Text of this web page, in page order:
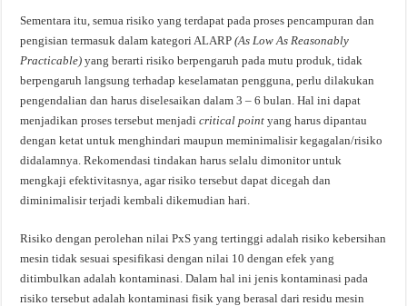
Sementara itu, semua risiko yang terdapat pada proses pencampuran dan
pengisian termasuk dalam kategori ALARP(As Low As Reasonably
Practicable) yang berarti risiko berpengaruh pada mutu produk, tidak
berpengaruh langsung terhadap keselamatan pengguna, perlu dilakukan
pengendalian dan harus diselesaikan dalam 3 – 6 bulan. Hal ini dapat
menjadikan proses tersebut menjadicritical point yang harus dipantau
dengan ketat untuk menghindari maupun meminimalisir kegagalan/risiko
didalamnya. Rekomendasi tindakan harus selalu dimonitor untuk
mengkaji efektivitasnya, agar risiko tersebut dapat dicegah dan
diminimalisir terjadi kembali dikemudian hari.
Risiko dengan perolehan nilai PxS yang tertinggi adalah risiko kebersihan
mesin tidak sesuai spesifikasi dengan nilai 10 dengan efek yang
ditimbulkan adalah kontaminasi. Dalam hal ini jenis kontaminasi pada
risiko tersebut adalah kontaminasi fisik yang berasal dari residu mesin